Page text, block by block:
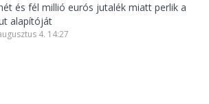
és fél millió eurós jutalék miatt perlik a
alapítóját
4. 14:27